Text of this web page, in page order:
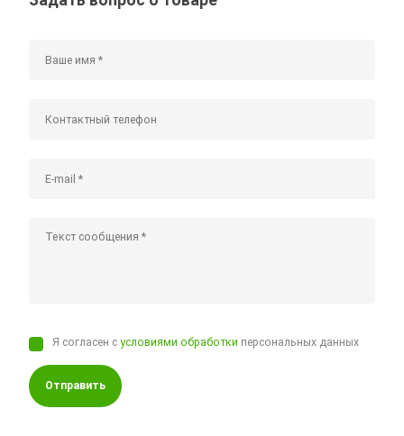
Я согласен сусловиями обработки персональных данных
Отправить